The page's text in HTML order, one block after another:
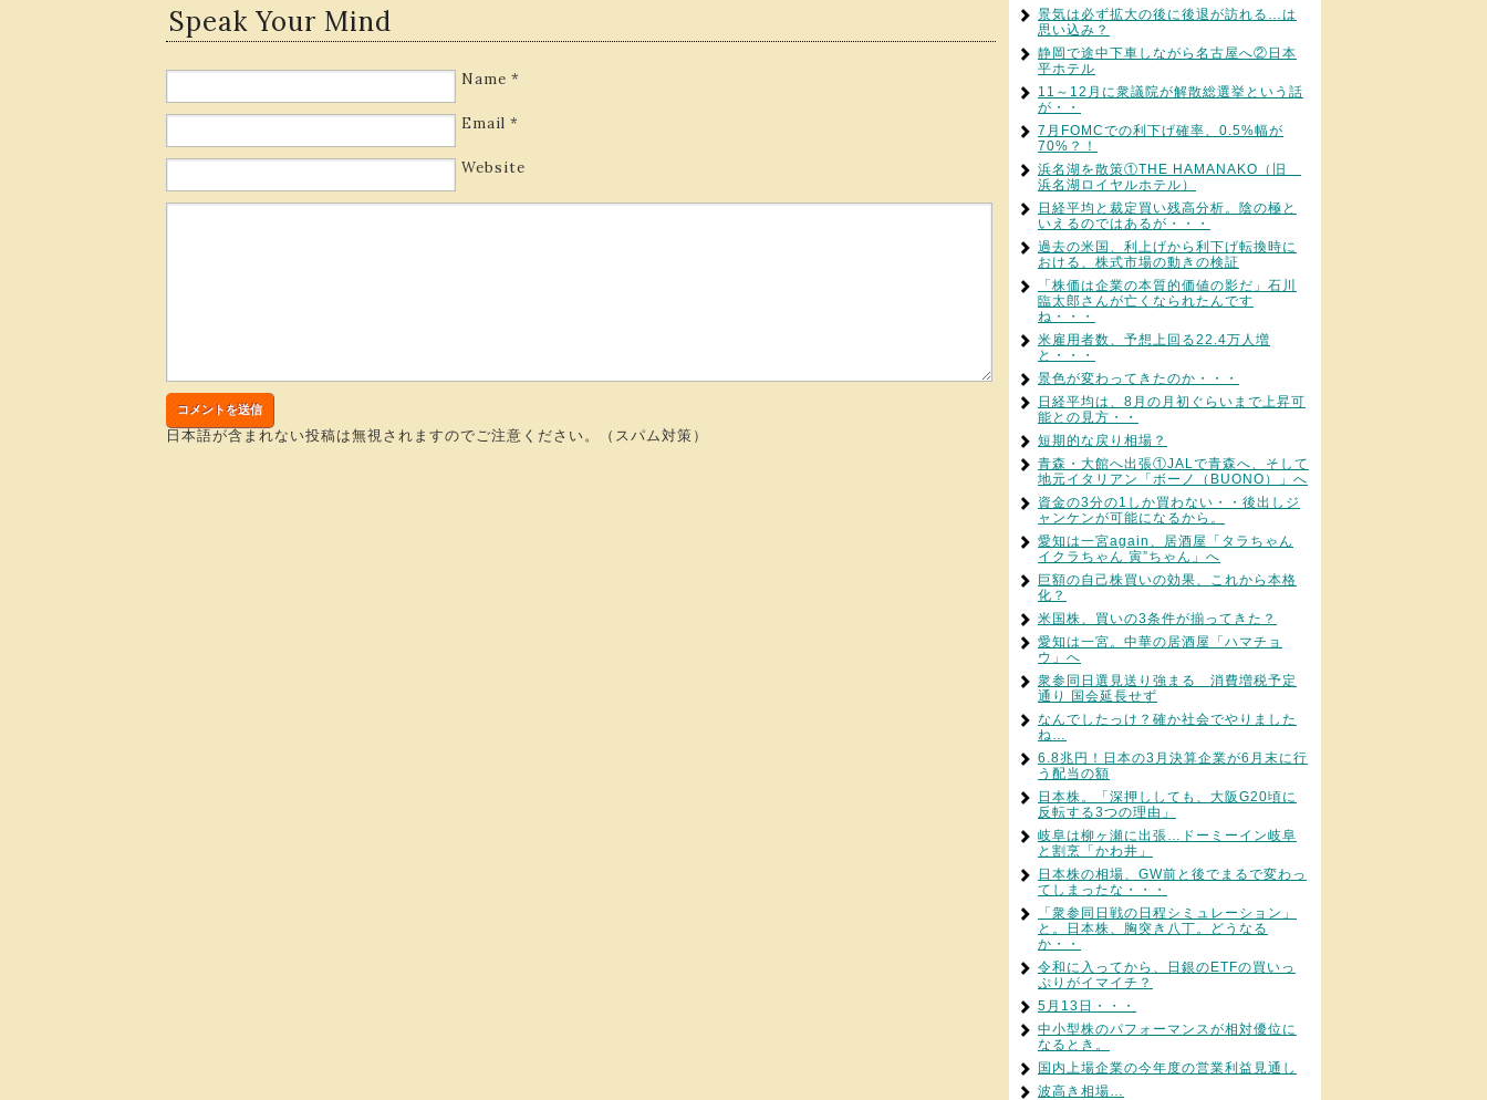
Speak Your Mind
Name *
Email *
Website
日本語が含まれない投稿は無視されますのでご注意ください。（スパム対策）
景気は必ず拡大の後に後退が訪れる…は
思い込み？
静岡で途中下車しながら名古屋へ②日本
平ホテル
11～12月に衆議院が解散総選挙という話
が・・
7月FOMCでの利下げ確率、0.5%幅が
70%？！
浜名湖を散策①THE HAMANAKO（旧
浜名湖ロイヤルホテル）
日経平均と裁定買い残高分析。陰の極と
いえるのではあるが・・・
過去の米国、利上げから利下げ転換時に
おける、株式市場の動きの検証
「株価は企業の本質的価値の影だ」石川
臨太郎さんが亡くなられたんです
ね・・・
米雇用者数、予想上回る22.4万人増
と・・・
景色が変わってきたのか・・・
日経平均は、8月の月初ぐらいまで上昇可
能との見方・・
短期的な戻り相場？
青森・大館へ出張①JALで青森へ、そして
地元イタリアン「ボーノ（BUONO）」へ
資金の3分の1しか買わない・・後出しジ
ャンケンが可能になるから。
愛知は一宮again、居酒屋「タラちゃん
イクラちゃん 寅”ちゃん」へ
巨額の自己株買いの効果、これから本格
化？
米国株、買いの3条件が揃ってきた？
愛知は一宮。中華の居酒屋「ハマチョ
ウ」へ
衆参同日選見送り強まる 消費増税予定
通り 国会延長せず
なんでしたっけ？確か社会でやりました
ね…
6.8兆円！日本の3月決算企業が6月末に行
う配当の額
日本株。「深押ししても、大阪G20頃に
反転する3つの理由」
岐阜は柳ヶ瀬に出張…ドーミーイン岐阜
と割烹「かわ井」
日本株の相場、GW前と後でまるで変わっ
てしまったな・・・
「衆参同日戦の日程シミュレーション」
と。日本株、胸突き八丁。どうなる
か・・
令和に入ってから、日銀のETFの買いっ
ぷりがイマイチ？
5月13日・・・
中小型株のパフォーマンスが相対優位に
なるとき。
国内上場企業の今年度の営業利益見通し
波高き相場…